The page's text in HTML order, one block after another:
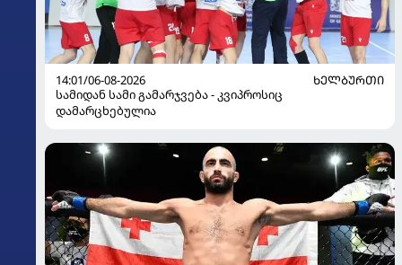
14:01/06-08-2026
ᲮᲔᲚᲑᲣᲠᲗᲘ
სამიდან სამი გამარჯვება - კვიპროსიც
დამარცხებულია